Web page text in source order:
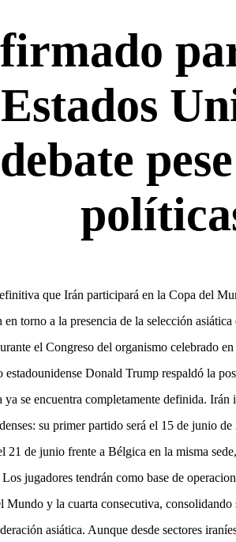
que Irán participará en la Copa del
en torno a la presencia de la selección
el Congreso del organismo celebrado
Donald Trump respaldó la
se encuentra completamente definida.
su primer partido será el 15 de junio
21 de junio frente a Bélgica en la misma
jugadores tendrán como base de
y la cuarta consecutiva, consolidando
asiática. Aunque desde sectores